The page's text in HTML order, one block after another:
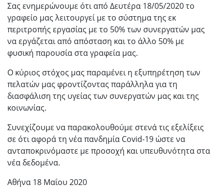
Σας ενημερώνουμε ότι από Δευτέρα 18/05/2020 το
γραφείο μας λειτουργεί με το σύστημα της εκ
περιτροπής εργασίας με το 50% των συνεργατών μας
να εργάζεται από απόσταση και το άλλο 50% με
φυσική παρουσία στα γραφεία μας.
Ο κύριος στόχος μας παραμένει η εξυπηρέτηση των
πελατών μας φροντίζοντας παράλληλα για τη
διασφάλιση της υγείας των συνεργατών μας και της
κοινωνίας.
Συνεχίζουμε να παρακολουθούμε στενά τις εξελίξεις
σε ότι αφορά τη νέα πανδημία Covid-19 ώστε να
ανταποκρινόμαστε με προσοχή και υπευθυνότητα στα
νέα δεδομένα.
Αθήνα 18 Μαΐου 2020